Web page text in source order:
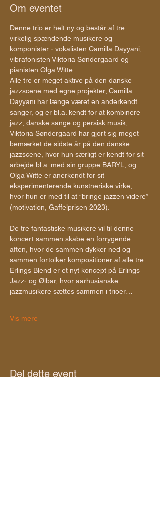
Om eventet
Denne trio er helt ny og består af tre
virkelig spændende musikere og
komponister - vokalisten Camilla Dayyani,
vibrafonisten Viktoria Søndergaard og
pianisten Olga Witte.
Alle tre er meget aktive på den danske
jazzscene med egne projekter; Camilla
Dayyani har længe været en anderkendt
sanger, og er bl.a. kendt for at kombinere
jazz, danske sange og persisk musik,
Viktoria Søndergaard har gjort sig meget
bemærket de sidste år på den danske
jazzscene, hvor hun særligt er kendt for sit
arbejde bl.a. med sin gruppe BARYL, og
Olga Witte er anerkendt for sit
eksperimenterende kunstneriske virke,
hvor hun er med til at ”bringe jazzen videre”
(motivation, Gaffelprisen 2023).
De tre fantastiske musikere vil til denne
koncert sammen skabe en forrygende
aften, hvor de sammen dykker ned og
sammen fortolker kompositioner af alle tre.
Erlings Blend er et nyt koncept på Erlings
Jazz- og Ølbar, hvor aarhusianske
jazzmusikere sættes sammen i trioer…
Vis mere
Del dette event